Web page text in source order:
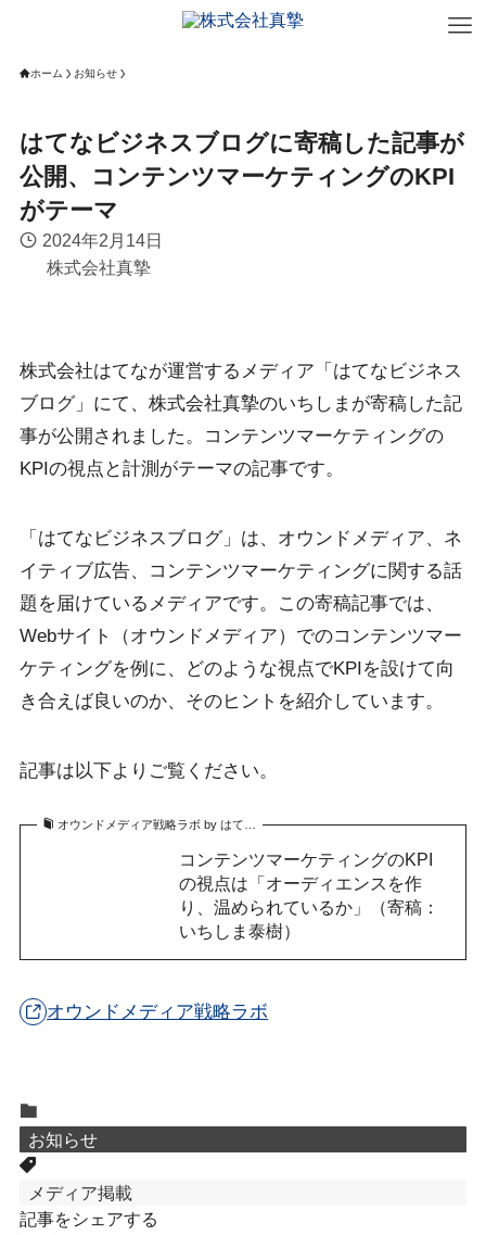
ホーム お知らせ
はてなビジネスブログに寄稿した記事が
公開、コンテンツマーケティングのKPI
がテーマ
2024年2月14日
株式会社真摯
株式会社はてなが運営するメディア「はてなビジネス
ブログ」にて、株式会社真摯のいちしまが寄稿した記
事が公開されました。コンテンツマーケティングの
KPIの視点と計測がテーマの記事です。
「はてなビジネスブログ」は、オウンドメディア、ネ
イティブ広告、コンテンツマーケティングに関する話
題を届けているメディアです。この寄稿記事では、
Webサイト（オウンドメディア）でのコンテンツマー
ケティングを例に、どのような視点でKPIを設けて向
き合えば良いのか、そのヒントを紹介しています。
記事は以下よりご覧ください。
オウンドメディア戦略ラボ by はて…
コンテンツマーケティングのKPI
の視点は「オーディエンスを作
り、温められているか」（寄稿：
いちしま泰樹）
オウンドメディア戦略ラボ
お知らせ
メディア掲載
記事をシェアする